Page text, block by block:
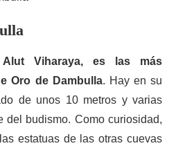
Alut Viharaya, es las más
Oro de Dambulla. Hay en su
de unos 10 metros y varias
del budismo. Como curiosidad,
estatuas de las otras cuevas